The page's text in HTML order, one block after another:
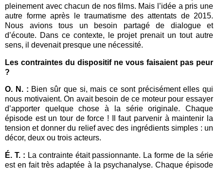
pleinement avec chacun de nos films. Mais l’idée a pris une
autre forme après le traumatisme des attentats de 2015.
Nous avions tous un besoin partagé de dialogue et
d’écoute. Dans ce contexte, le projet prenait un tout autre
sens, il devenait presque une nécessité.
Les contraintes du dispositif ne vous faisaient pas peur
?
O. N. : Bien sûr que si, mais ce sont précisément elles qui
nous motivaient. On avait besoin de ce moteur pour essayer
d’apporter quelque chose à la série originale. Chaque
épisode est un tour de force ! Il faut parvenir à maintenir la
tension et donner du relief avec des ingrédients simples : un
décor, deux ou trois acteurs.
É. T. : La contrainte était passionnante. La forme de la série
est en fait très adaptée à la psychanalyse. Chaque épisode